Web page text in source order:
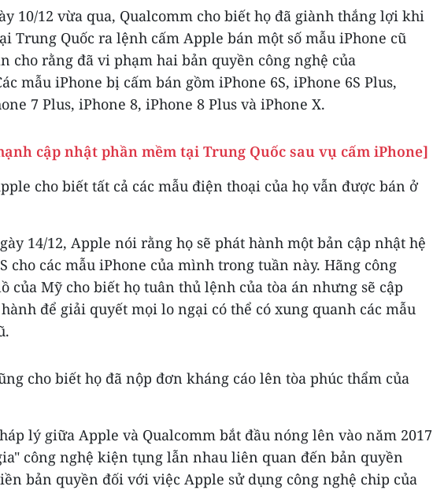
10/12 vừa qua, Qualcomm cho biết họ đã giành thắng lợi khi
Trung Quốc ra lệnh cấm Apple bán một số mẫu iPhone cũ
cho rằng đã vi phạm hai bản quyền công nghệ của
mẫu iPhone bị cấm bán gồm iPhone 6S, iPhone 6S Plus,
7 Plus, iPhone 8, iPhone 8 Plus và iPhone X.
cập nhật phần mềm tại Trung Quốc sau vụ cấm iPhone]
cho biết tất cả các mẫu điện thoại của họ vẫn được bán ở
14/12, Apple nói rằng họ sẽ phát hành một bản cập nhật hệ
cho các mẫu iPhone của mình trong tuần này. Hãng công
của Mỹ cho biết họ tuân thủ lệnh của tòa án nhưng sẽ cập
để giải quyết mọi lo ngại có thể có xung quanh các mẫu
cho biết họ đã nộp đơn kháng cáo lên tòa phúc thẩm của
lý giữa Apple và Qualcomm bắt đầu nóng lên vào năm 2017
công nghệ kiện tụng lẫn nhau liên quan đến bản quyền
bản quyền đối với việc Apple sử dụng công nghệ chip của